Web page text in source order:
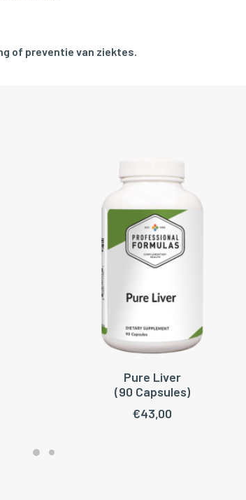
of preventie van ziektes.
TOEVOEGEN AAN WINKELWAGEN
Pure Liver
(90 Capsules)
€43,00